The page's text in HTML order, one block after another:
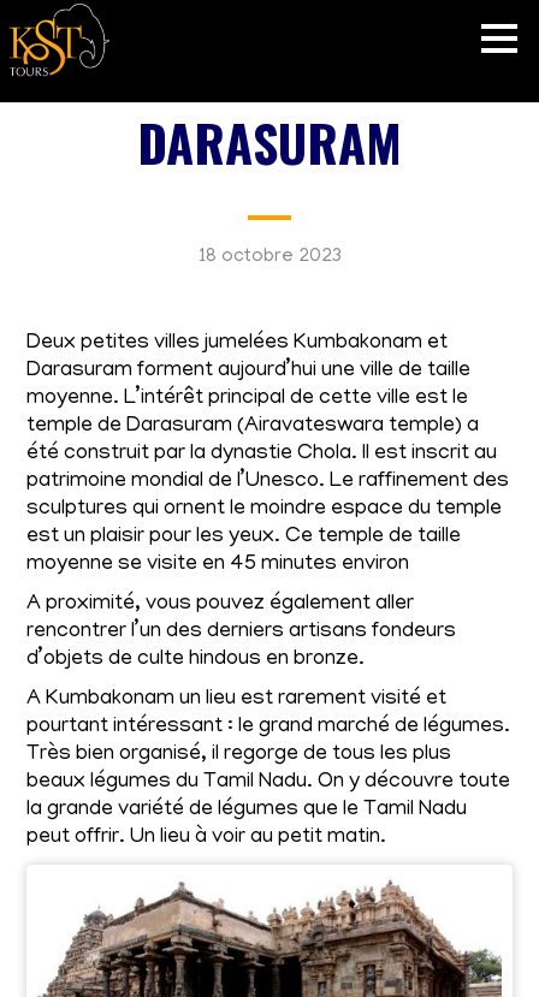
DARASURAM
18 octobre 2023
Deux petites villes jumelées Kumbakonam et
Darasuram forment aujourd’hui une ville de taille
moyenne. L’intérêt principal de cette ville est le
temple de Darasuram (Airavateswara temple) a
été construit par la dynastie Chola. Il est inscrit au
patrimoine mondial de l’Unesco. Le raffinement des
sculptures qui ornent le moindre espace du temple
est un plaisir pour les yeux. Ce temple de taille
moyenne se visite en 45 minutes environ
A proximité, vous pouvez également aller
rencontrer l’un des derniers artisans fondeurs
d’objets de culte hindous en bronze.
A Kumbakonam un lieu est rarement visité et
pourtant intéressant : le grand marché de légumes.
Très bien organisé, il regorge de tous les plus
beaux légumes du Tamil Nadu. On y découvre toute
la grande variété de légumes que le Tamil Nadu
peut offrir. Un lieu à voir au petit matin.